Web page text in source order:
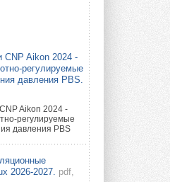
CNP Aikon 2024 -
регулируемые
давления PBS.
Aikon 2024 -
регулируемые
давления PBS
2026-2027. pdf,